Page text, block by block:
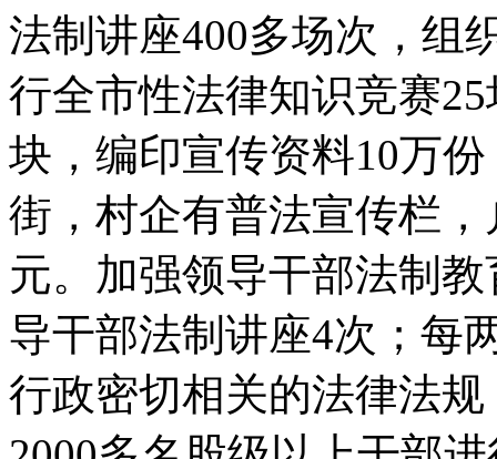
法制讲座400多场次，组
行全市性法律知识竞赛
块，编印宣传资料10万
街，村企有普法宣传栏
元。加强领导干部法制
导干部法制讲座4次；每
行政密切相关的法律法